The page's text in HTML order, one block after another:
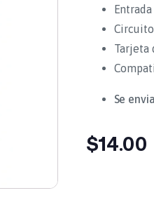
Tarjeta
Se
$14.00